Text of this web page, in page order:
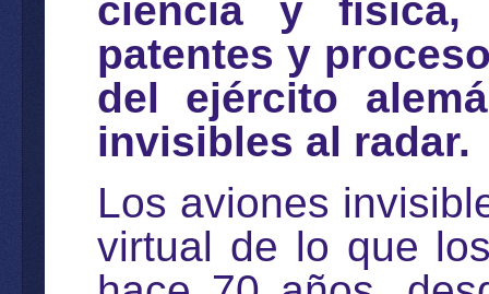
ciencia y física,
patentes y
del ejército
invisibles al radar.
Los aviones
virtual de lo que